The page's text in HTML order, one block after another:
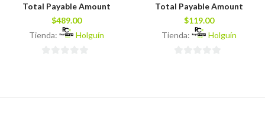
Total Payable Amount
$489.00
Tienda:
Holguín
Total Payable Amount
$119.00
Tienda:
Holguín